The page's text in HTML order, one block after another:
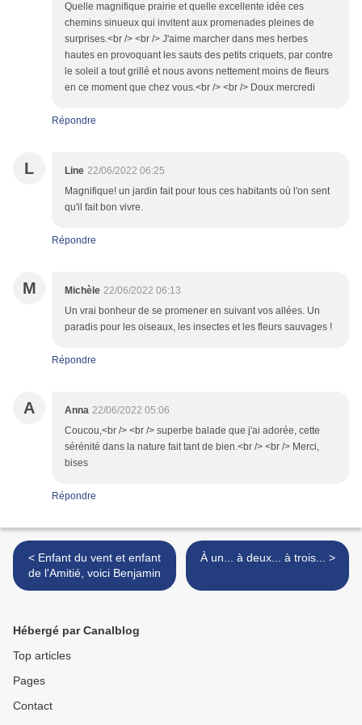
Quelle magnifique prairie et quelle excellente idée ces
chemins sinueux qui invitent aux promenades pleines de
surprises.<br /> <br /> J'aime marcher dans mes herbes
hautes en provoquant les sauts des petits criquets, par contre
le soleil a tout grillé et nous avons nettement moins de fleurs
en ce moment que chez vous.<br /> <br /> Doux mercredi
Répondre
L Line 22/06/2022 06:25
Magnifique! un jardin fait pour tous ces habitants où l'on sent
qu'il fait bon vivre.
Répondre
M Michèle 22/06/2022 06:13
Un vrai bonheur de se promener en suivant vos allées. Un
paradis pour les oiseaux, les insectes et les fleurs sauvages !
Répondre
A Anna 22/06/2022 05:06
Coucou,<br /> <br /> superbe balade que j'ai adorée, cette
sérénité dans la nature fait tant de bien.<br /> <br /> Merci,
bises
Répondre
< Enfant du vent et enfant
de l'Amitié, voici Benjamin
À un... à deux... à trois... >
Hébergé par Canalblog
Top articles
Pages
Contact